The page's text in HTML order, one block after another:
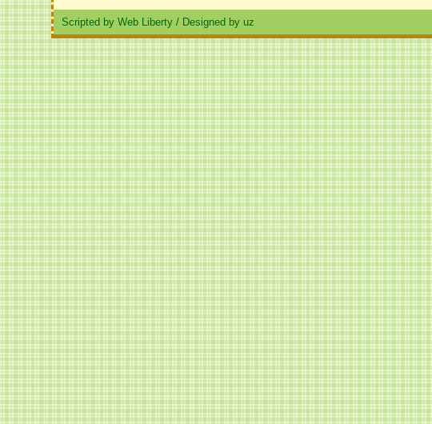
Scripted by Web Liberty / Designed by uz